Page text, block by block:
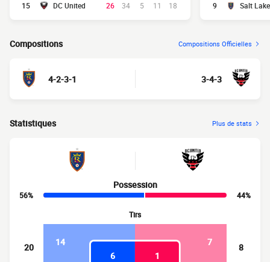
15 DC United 26 34 5 11 18 9 Salt Lake
Compositions Compositions Officielles
4-2-3-1 3-4-3
Statistiques Plus de stats
Possession
56%
44%
Tirs
20 14
7
6
1
8